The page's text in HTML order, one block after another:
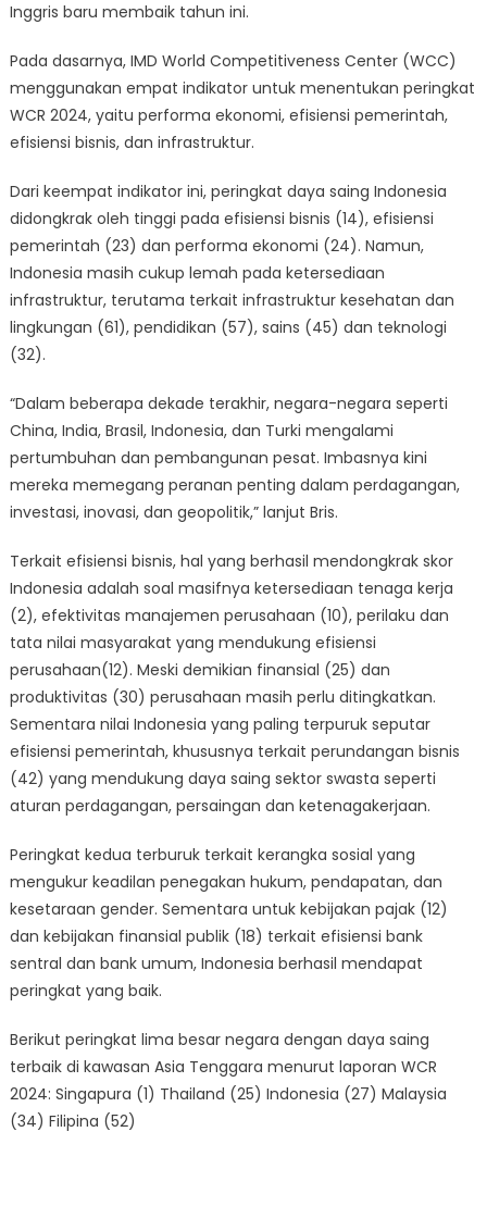
Inggris baru membaik tahun ini.
Pada dasarnya, IMD World Competitiveness Center (WCC)
menggunakan empat indikator untuk menentukan peringkat
WCR 2024, yaitu performa ekonomi, efisiensi pemerintah,
efisiensi bisnis, dan infrastruktur.
Dari keempat indikator ini, peringkat daya saing Indonesia
didongkrak oleh tinggi pada efisiensi bisnis (14), efisiensi
pemerintah (23) dan performa ekonomi (24). Namun,
Indonesia masih cukup lemah pada ketersediaan
infrastruktur, terutama terkait infrastruktur kesehatan dan
lingkungan (61), pendidikan (57), sains (45) dan teknologi
(32).
“Dalam beberapa dekade terakhir, negara-negara seperti
China, India, Brasil, Indonesia, dan Turki mengalami
pertumbuhan dan pembangunan pesat. Imbasnya kini
mereka memegang peranan penting dalam perdagangan,
investasi, inovasi, dan geopolitik,” lanjut Bris.
Terkait efisiensi bisnis, hal yang berhasil mendongkrak skor
Indonesia adalah soal masifnya ketersediaan tenaga kerja
(2), efektivitas manajemen perusahaan (10), perilaku dan
tata nilai masyarakat yang mendukung efisiensi
perusahaan(12). Meski demikian finansial (25) dan
produktivitas (30) perusahaan masih perlu ditingkatkan.
Sementara nilai Indonesia yang paling terpuruk seputar
efisiensi pemerintah, khususnya terkait perundangan bisnis
(42) yang mendukung daya saing sektor swasta seperti
aturan perdagangan, persaingan dan ketenagakerjaan.
Peringkat kedua terburuk terkait kerangka sosial yang
mengukur keadilan penegakan hukum, pendapatan, dan
kesetaraan gender. Sementara untuk kebijakan pajak (12)
dan kebijakan finansial publik (18) terkait efisiensi bank
sentral dan bank umum, Indonesia berhasil mendapat
peringkat yang baik.
Berikut peringkat lima besar negara dengan daya saing
terbaik di kawasan Asia Tenggara menurut laporan WCR
2024: Singapura (1) Thailand (25) Indonesia (27) Malaysia
(34) Filipina (52)